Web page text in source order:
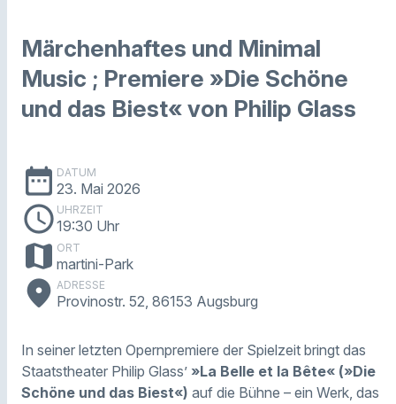
Märchenhaftes und Minimal
Music ; Premiere »Die Schöne
und das Biest« von Philip Glass
date_range DATUM
23. Mai 2026
schedule UHRZEIT
19:30 Uhr
map ORT
martini-Park
place ADRESSE
Provinostr. 52, 86153 Augsburg
In seiner letzten Opernpremiere der Spielzeit bringt das
Staatstheater Philip Glass’ »La Belle et la Bête« (»Die
Schöne und das Biest«) auf die Bühne – ein Werk, das